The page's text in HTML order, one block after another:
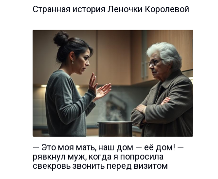
Странная история Леночки Королевой
— Это моя мать, наш дом — её дом! —
рявкнул муж, когда я попросила
свекровь звонить перед визитом